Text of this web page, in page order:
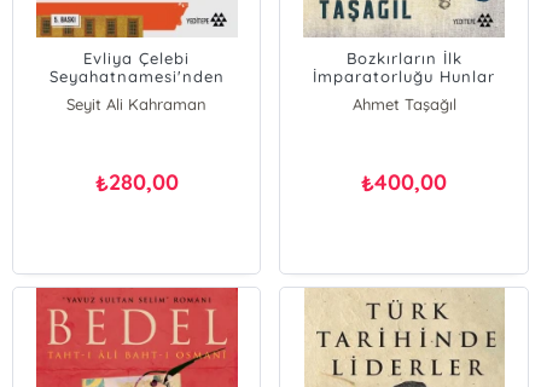
Evliya Çelebi
Seyahatnamesi'nden
Seçmeler
Seyit Ali Kahraman
₺280,00
Bozkırların İlk
İmparatorluğu Hunlar
Ahmet Taşağıl
₺400,00